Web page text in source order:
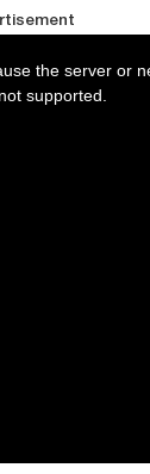
the server or
supported.